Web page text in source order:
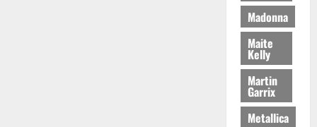
Madonna
Maite
Kelly
Martin
Garrix
Metallica